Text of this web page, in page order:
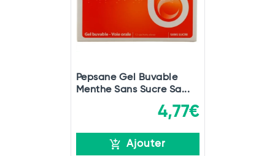
Pepsane Gel Buvable
Menthe Sans Sucre Sa...
4,77€
Ajouter